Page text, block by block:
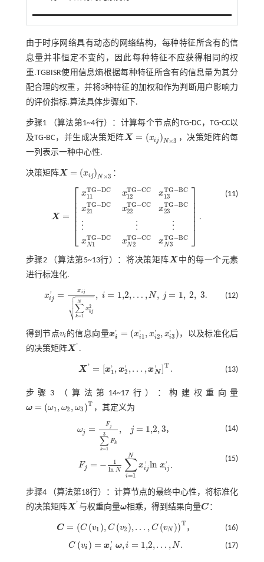
由于时序网络具有动态的网络结构，每种特征所含有的信
息量并非恒定不变的，因此每种特征不应获得相同的权
重.TGBISR使用信息熵根据每种特征所含有的信息量为其分
配合理的权重，并将3种特征的加权和作为判断用户影响力
的评价指标.算法具体步骤如下.
步骤1 （算法第1~4行）：计算每个节点的TG-DC，TG-CC以
及TG-BC，并生成决策矩阵X = (xi j )N×3
X= ijN ×3
，决策矩阵的每
一列表示一种中心性.
决策矩阵X = (xi j )N ×3
X= ijN ×3 ：
X =
⎡
⎣
⎢⎢⎢⎢⎢⎢
xTG−DC
11
xTG−DC
21
⋮
xTG−DC
N1
xTG−CC
12
xTG−CC
22
xTG−BC
13
xTG−BC
23
⋮
xTG−CC
N2
⋮
xTG−BC
N3
⎤
⎦
⎥⎥⎥⎥⎥⎥
X=x 11 G D T G 22T.
(11)
步骤2（算法第5~13行）：将决策矩阵X
X
中的每一个元素
进行标准化.
x'
i j = xij
∑
k=1
N
x2
kj

⎷

, i = 1,2,… ,N, j = 1, 2, 3
xij'= xij ∑k=1Nxkj2 i=1,2,…,N , = 1, 2, 3 . (12)
得到节点vi
vi 的信息向量x'
i = (x'
i 1, x'
i2, x'
i3 )
xi'= (xi 1',xi2 ',xi3')
，以及标准化后
的决策矩阵X '
X' .
X ' = [x'
1, x'
2 ,… ,x'
N ]T
X'= 1', 2',… ,xN' T . (13)
步骤3（算法第14~17行）：构建权重向量
ω = (ω1, ω2 , ω3 )T
ω=ω 1,ω2, ω3 T ，其定义为
ωj = F j
∑
k=1
3
Fk
, j = 1,2,3
ωj= Fj∑ k=13F k j= 1,2 ,3 ， (14)
F j = −
1
ln N ∑
i=1
N
x'
i jln x'
i j
Fj= 1ln N ∑i=1 Nxi ln xij' .
(15)
步骤4（算法第18行）：计算节点的最终中心性，将标准化
的决策矩阵X '
X' 与权重向量ω
ω相乘，得到结果向量C
C ：
C = (C (v1 ), C (v2 ),… , C (vN ))T
C= Cv1 ,Cv2,…, CvNT ， (16)
C (vi ) = x'
i ω,i = 1,2,… , N
Cv i=xi ω,i =1,2,…,N . (17)